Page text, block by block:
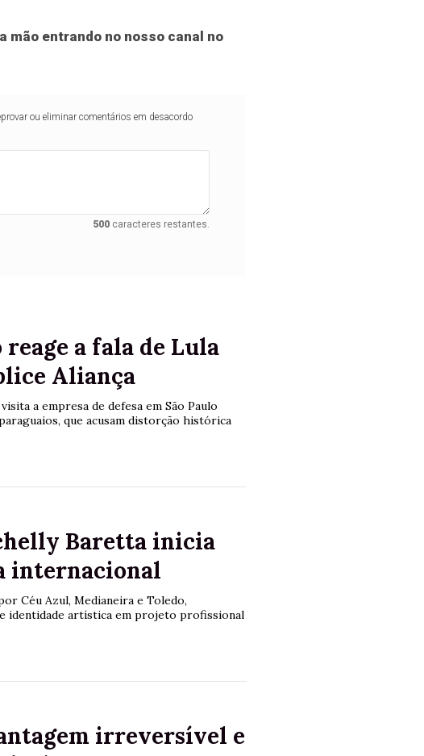
mão entrando no nosso canal no
ou eliminar comentários em desacordo
500 caracteres restantes.
a fala de Lula
Aliança
a empresa de defesa em São Paulo
que acusam distorção histórica
Baretta inicia
internacional
Céu Azul, Medianeira e Toledo,
identidade artística em projeto profissional
irreversível e